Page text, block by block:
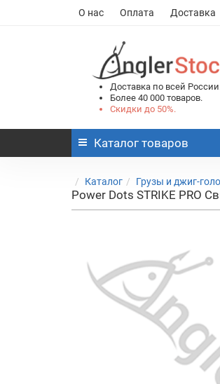
О нас Оплата Доставка
Доставка по всей России.
Более 40 000 товаров.
Скидки до 50%.
Каталог товаров
Каталог Грузы и джиг-
Power Dots STRIKE PRO